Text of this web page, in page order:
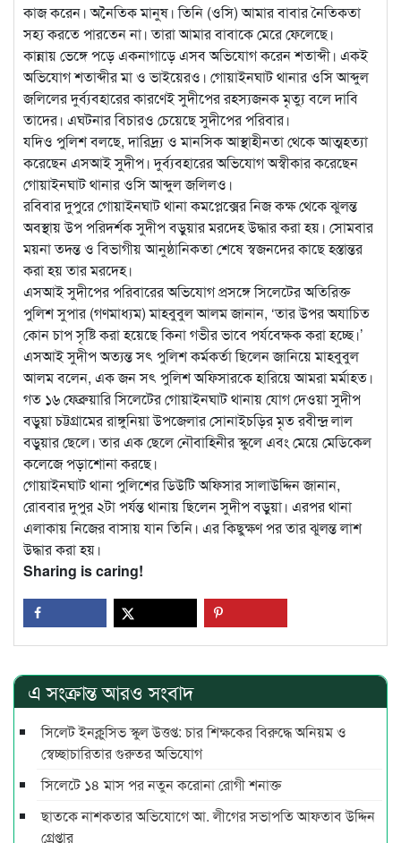
কাজ করেন। অনৈতিক মানুষ। তিনি (ওসি) আমার বাবার নৈতিকতা
সহ্য করতে পারতেন না। তারা আমার বাবাকে মেরে ফেলেছে।
কান্নায় ভেঙ্গে পড়ে একনাগাড়ে এসব অভিযোগ করেন শতাব্দী। একই
অভিযোগ শতাব্দীর মা ও ভাইয়েরও। গোয়াইনঘাট থানার ওসি আব্দুল
জলিলের দুর্ব্যবহারের কারণেই সুদীপের রহস্যজনক মৃত্যু বলে দাবি
তাদের। এঘটনার বিচারও চেয়েছে সুদীপের পরিবার।
যদিও পুলিশ বলছে, দারিদ্র্য ও মানসিক আস্থাহীনতা থেকে আত্মহত্যা
করেছেন এসআই সুদীপ। দুর্ব্যবহারের অভিযোগ অস্বীকার করেছেন
গোয়াইনঘাট থানার ওসি আব্দুল জলিলও।
রবিবার দুপুরে গোয়াইনঘাট থানা কমপ্লেক্সের নিজ কক্ষ থেকে ঝুলন্ত
অবস্থায় উপ পরিদর্শক সুদীপ বড়ুয়ার মরদেহ উদ্ধার করা হয়। সোমবার
ময়না তদন্ত ও বিভাগীয় আনুষ্ঠানিকতা শেষে স্বজনদের কাছে হস্তান্তর
করা হয় তার মরদেহ।
এসআই সুদীপের পরিবারের অভিযোগ প্রসঙ্গে সিলেটের অতিরিক্ত
পুলিশ সুপার (গণমাধ্যম) মাহবুবুল আলম জানান, ‘তার উপর অযাচিত
কোন চাপ সৃষ্টি করা হয়েছে কিনা গভীর ভাবে পর্যবেক্ষক করা হচ্ছে।’
এসআই সুদীপ অত্যন্ত সৎ পুলিশ কর্মকর্তা ছিলেন জানিয়ে মাহবুবুল
আলম বলেন, এক জন সৎ পুলিশ অফিসারকে হারিয়ে আমরা মর্মাহত।
গত ১৬ ফেব্রুয়ারি সিলেটের গোয়াইনঘাট থানায় যোগ দেওয়া সুদীপ
বড়ুয়া চট্টগ্রামের রাঙ্গুনিয়া উপজেলার সোনাইচড়ির মৃত রবীন্দ্র লাল
বড়ুয়ার ছেলে। তার এক ছেলে নৌবাহিনীর স্কুলে এবং মেয়ে মেডিকেল
কলেজে পড়াশোনা করছে।
গোয়াইনঘাট থানা পুলিশের ডিউটি অফিসার সালাউদ্দিন জানান,
রোববার দুপুর ২টা পর্যন্ত থানায় ছিলেন সুদীপ বড়ুয়া। এরপর থানা
এলাকায় নিজের বাসায় যান তিনি। এর কিছুক্ষণ পর তার ঝুলন্ত লাশ
উদ্ধার করা হয়।
Sharing is caring!
এ সংক্রান্ত আরও সংবাদ
সিলেট ইনক্লুসিভ স্কুল উত্তপ্ত: চার শিক্ষকের বিরুদ্ধে অনিয়ম ও
স্বেচ্ছাচারিতার গুরুতর অভিযোগ
সিলেটে ১৪ মাস পর নতুন করোনা রোগী শনাক্ত
ছাতকে নাশকতার অভিযোগে আ. লীগের সভাপ‌তি আফতাব উদ্দিন
গ্রেপ্তার